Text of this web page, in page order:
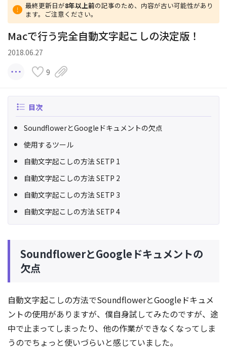
最終更新日が8年以上前の記事のため、内容が古い可能性があり
ます。ご注意ください。
Macで行う完全自動文字起こしの決定版！
2018.06.27
9
目次
SoundflowerとGoogleドキュメントの欠点
使用するツール
自動文字起こしの方法 SETP 1
自動文字起こしの方法 SETP 2
自動文字起こしの方法 SETP 3
自動文字起こしの方法 SETP 4
SoundflowerとGoogleドキュメントの
欠点
自動文字起こしの方法でSoundflowerとGoogleドキュメ
ントの使用がありますが、僕自身試してみたのですが、途
中で止まってしまったり、他の作業ができなくなってしま
うのでちょっと使いづらいと感じていました。